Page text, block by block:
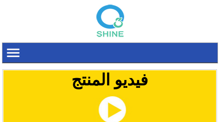
فيديو المنتج